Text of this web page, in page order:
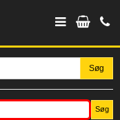
Søg
Søg